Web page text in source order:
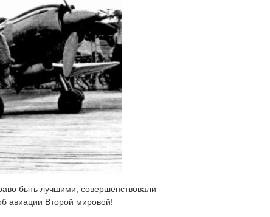
быть лучшими, совершенствовали
авиации Второй мировой!